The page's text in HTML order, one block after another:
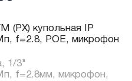
(PX) купольная IP
f=2.8, POE, микрофон
1/3"
f=2.8мм, микрофон,